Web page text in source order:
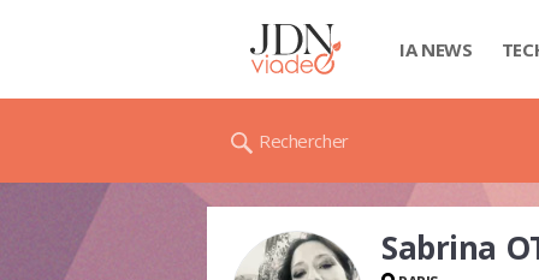
IA NEWS
Rechercher
Sabrina